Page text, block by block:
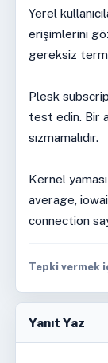
Yerel
erişimlerini
gereksiz
Plesk
test edin. Bir
sızmamalıdır.
Kernel
average,
connection
Tepki vermek
Yanıt Yaz